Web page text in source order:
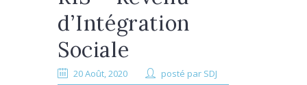
d’Intégration
Sociale
20 Août, 2020 posté par SDJ